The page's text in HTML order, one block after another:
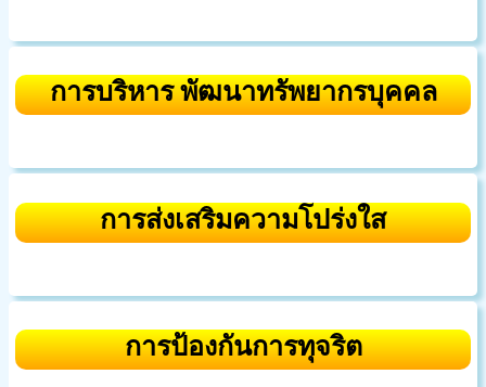
การบริหาร พัฒนาทรัพยากรบุคคล
การส่งเสริมความโปร่งใส
การป้องกันการทุจริต